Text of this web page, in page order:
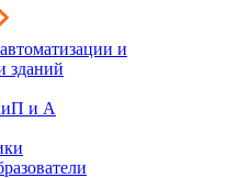
и
зданий
и А